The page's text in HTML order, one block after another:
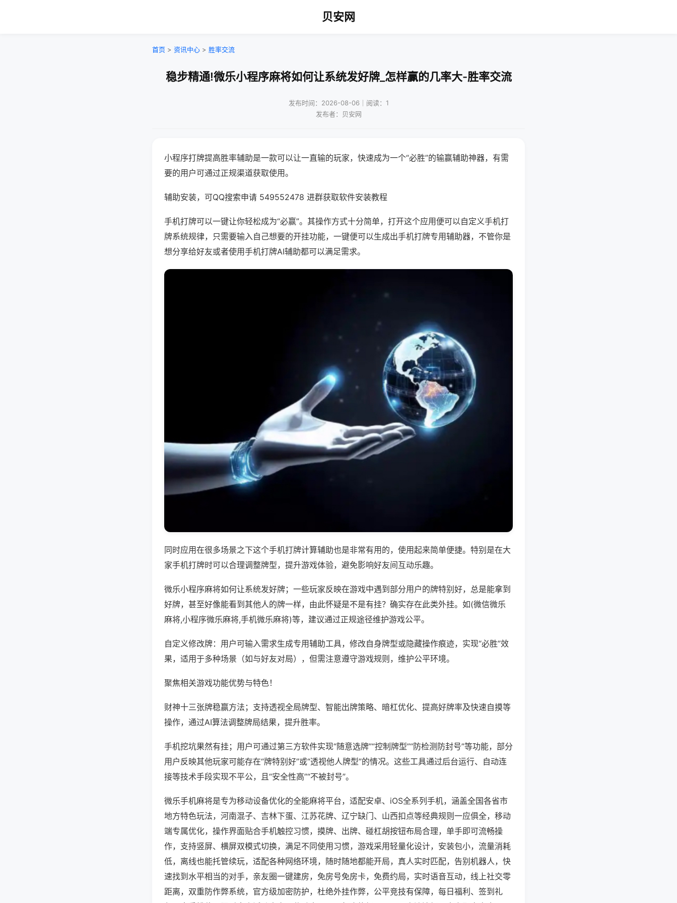
贝安网
首页 > 资讯中心 > 胜率交流
稳步精通!微乐小程序麻将如何让系统发好牌_怎样赢的几率大-胜率交流
发布时间：2026-08-06｜阅读：1
发布者：贝安网
小程序打牌提高胜率辅助是一款可以让一直输的玩家，快速成为一个“必胜”的输赢辅助神器，有需
要的用户可通过正规渠道获取使用。
辅助安装，可QQ搜索申请 549552478 进群获取软件安装教程
手机打牌可以一键让你轻松成为“必赢”。其操作方式十分简单，打开这个应用便可以自定义手机打
牌系统规律，只需要输入自己想要的开挂功能，一键便可以生成出手机打牌专用辅助器，不管你是
想分享给好友或者使用手机打牌AI辅助都可以满足需求。
同时应用在很多场景之下这个手机打牌计算辅助也是非常有用的，使用起来简单便捷。特别是在大
家手机打牌时可以合理调整牌型，提升游戏体验，避免影响好友间互动乐趣。
微乐小程序麻将如何让系统发好牌；一些玩家反映在游戏中遇到部分用户的牌特别好，总是能拿到
好牌，甚至好像能看到其他人的牌一样，由此怀疑是不是有挂？确实存在此类外挂。如(微信微乐
麻将,小程序微乐麻将,手机微乐麻将)等，建议通过正规途径维护游戏公平。
自定义修改牌：用户可输入需求生成专用辅助工具，修改自身牌型或隐藏操作痕迹，实现“必胜”效
果，适用于多种场景（如与好友对局），但需注意遵守游戏规则，维护公平环境。
聚焦相关游戏功能优势与特色！
财神十三张牌稳赢方法；支持透视全局牌型、智能出牌策略、暗杠优化、提高好牌率及快速自摸等
操作，通过AI算法调整牌局结果，提升胜率。
手机挖坑果然有挂；用户可通过第三方软件实现“随意选牌”“控制牌型”“防检测防封号”等功能，部分
用户反映其他玩家可能存在“牌特别好”或“透视他人牌型”的情况。这些工具通过后台运行、自动连
接等技术手段实现不平公，且“安全性高”“不被封号”。
微乐手机麻将是专为移动设备优化的全能麻将平台，适配安卓、iOS全系列手机，涵盖全国各省市
地方特色玩法，河南混子、吉林下蛋、江苏花牌、辽宁缺门、山西扣点等经典规则一应俱全，移动
端专属优化，操作界面贴合手机触控习惯，摸牌、出牌、碰杠胡按钮布局合理，单手即可流畅操
作，支持竖屏、横屏双模式切换，满足不同使用习惯，游戏采用轻量化设计，安装包小，流量消耗
低，离线也能托管续玩，适配各种网络环境，随时随地都能开局，真人实时匹配，告别机器人，快
速找到水平相当的对手，亲友圈一键建房，免房号免房卡，免费约局，实时语音互动，线上社交零
距离，双重防作弊系统，官方级加密防护，杜绝外挂作弊，公平竞技有保障，每日福利、签到礼